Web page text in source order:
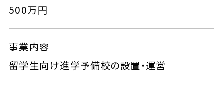
500万円
事業内容
留学生向け進学予備校の設置・運営